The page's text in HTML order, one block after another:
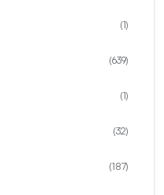
(1)
(639)
(1)
(32)
(187)